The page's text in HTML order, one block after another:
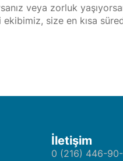
veya zorluk
size en kısa
İletişim
0 (216) 446-